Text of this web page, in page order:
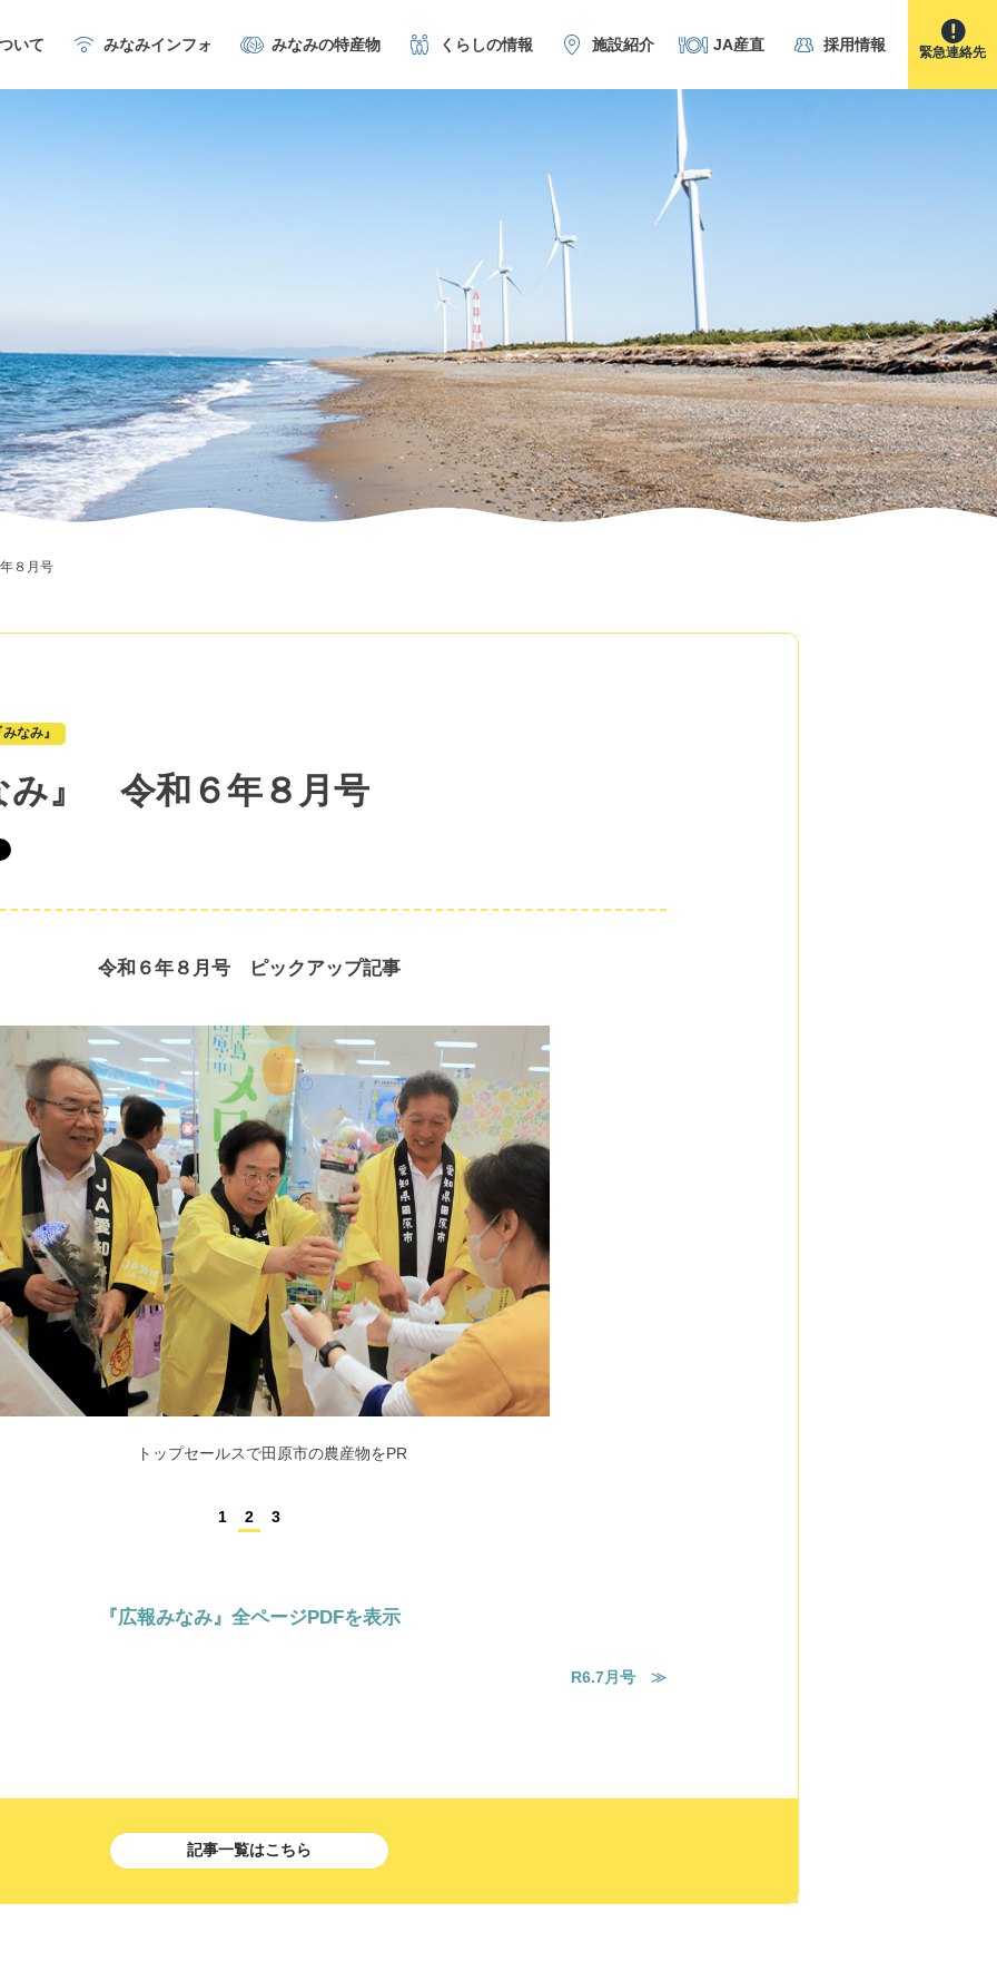
いて みなみインフォ みなみの特産物 くらしの情報 施設紹介 JA産直 採用情報 緊急連絡先
８月号
なみ』
み』 令和６年８月号
令和６年８月号 ピックアップ記事
トップセールスで田原市の農産物をPR
1 2 3
『広報みなみ』全ページPDFを表示
R6.7月号 ≫
記事一覧はこちら